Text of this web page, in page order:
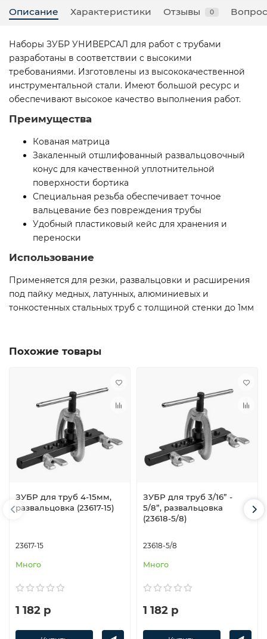
Описание Характеристики Отзывы 0
Наборы ЗУБР УНИВЕРСАЛ для работ с трубами
разработаны в соответствии с высокими
требованиями. Изготовлены из высококачественной
инструментальной стали. Имеют большой ресурс и
обеспечивают высокое качество выполнения работ.
Преимущества
Кованая матрица
Закаленный отшлифованный развальцовочный
конус для качественной уплотнительной
поверхности бортика
Специальная резьба обеспечивает точное
вальцевание без повреждения трубы
Удобный пластиковый кейс для хранения и
переноски
Использование
Применяется для резки, развальцовки и расширения
под пайку медных, латунных, алюминиевых и
тонкостенных стальных труб с толщиной стенки до 1мм
Похожие товары
ЗУБР для труб 4-15мм,
развальцовка (23617-15)
23617-15
Много
1 182 р
ЗУБР для труб 3/16” -
5/8”, развальцовка
(23618-5/8)
23618-5/8
Много
1 182 р